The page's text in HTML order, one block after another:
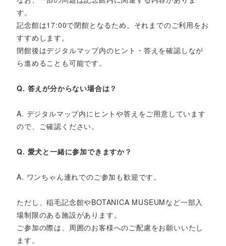
す。
記念館は17:00で閉館となるため、それまでのご利用をお
すすめします。
閉館後はデジタルマップ内のヒント・答えを確認しなが
ら進めることも可能です。
Q. 答えが分からない場合は？
A. デジタルマップ内にヒントや答えをご用意しています
ので、ご確認ください。
Q. 愛犬と一緒に参加できますか？
A. ワンちゃん連れでのご参加も歓迎です。
ただし、稲毛記念館やBOTANICA MUSEUMなど一部入
場制限のある施設があります。
ご参加の際は、周囲のお客様へのご配慮をお願いいたし
ます。